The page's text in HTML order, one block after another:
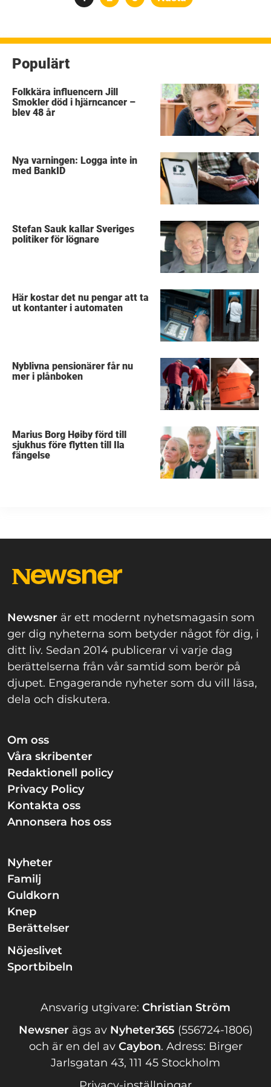
Populärt
Folkkära influencern Jill
Smokler död i hjärncancer –
blev 48 år
Nya varningen: Logga inte in
med BankID
Stefan Sauk kallar Sveriges
politiker för lögnare
Här kostar det nu pengar att ta
ut kontanter i automaten
Nyblivna pensionärer får nu
mer i plånboken
Marius Borg Høiby förd till
sjukhus före flytten till Ila
fängelse
Newsner är ett modernt nyhetsmagasin som
ger dig nyheterna som betyder något för dig, i
ditt liv. Sedan 2014 publicerar vi varje dag
berättelserna från vår samtid som berör på
djupet. Engagerande nyheter som du vill läsa,
dela och diskutera.
Om oss
Våra skribenter
Redaktionell policy
Privacy Policy
Kontakta oss
Annonsera hos oss
Nyheter
Familj
Guldkorn
Knep
Berättelser
Nöjeslivet
Sportbibeln
Ansvarig utgivare: Christian Ström
Newsner ägs av Nyheter365 (556724-1806)
och är en del av Caybon. Adress: Birger
Jarlsgatan 43, 111 45 Stockholm